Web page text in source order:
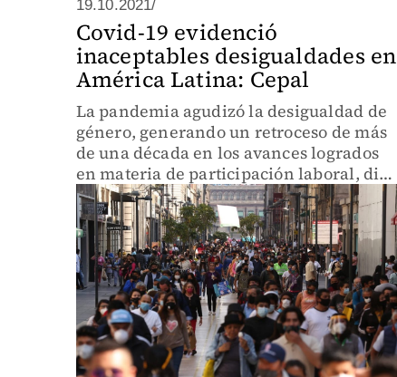
19.10.2021/
Covid-19 evidenció
inaceptables desigualdades en
América Latina: Cepal
La pandemia agudizó la desigualdad de
género, generando un retroceso de más
de una década en los avances logrados
en materia de participación laboral, dijo
Cepal.